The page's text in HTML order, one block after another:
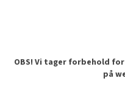
OBS! Vi tager forbehold
på